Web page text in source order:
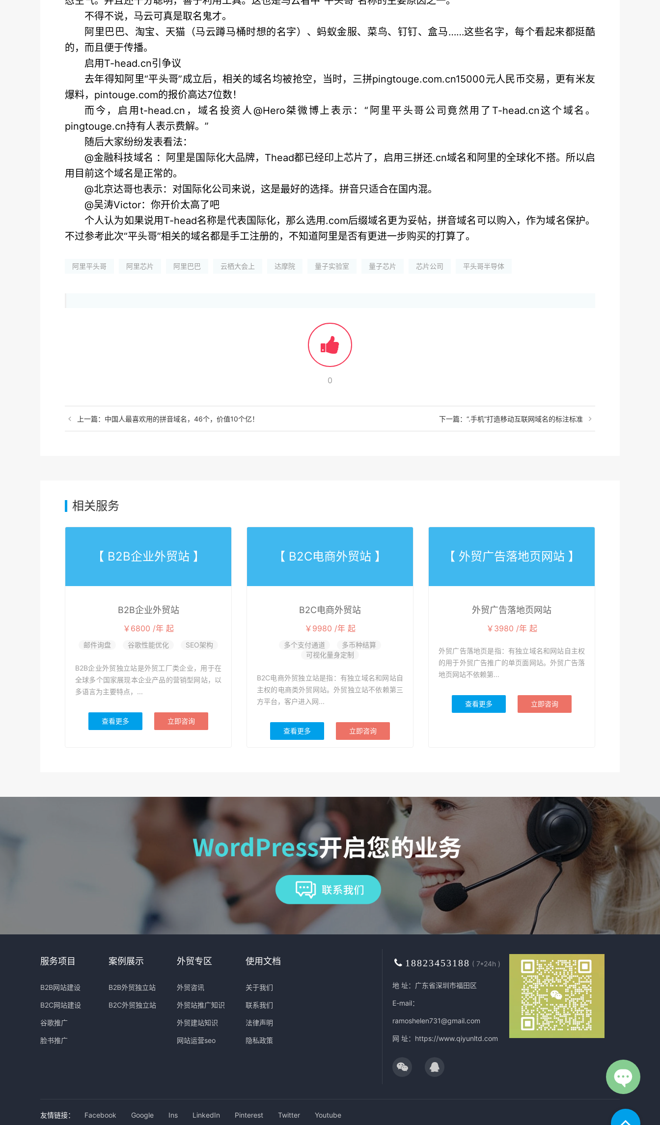
不得不说，马云可真是取名鬼才。
阿里巴巴、淘宝、天猫（马云蹲马桶时想的名字）、蚂蚁金服、菜鸟、钉钉、盒马……这些名字，每个看起来都挺酷
的，而且便于传播。
启用T-head.cn引争议
去年得知阿里“平头哥”成立后，相关的域名均被抢空，当时，三拼pingtouge.com.cn15000元人民币交易，更有米友
爆料，pintouge.com的报价高达7位数！
而今，启用t-head.cn，域名投资人@Hero桀微博上表示：“阿里平头哥公司竟然用了T-head.cn这个域名。
pingtouge.cn持有人表示费解。”
随后大家纷纷发表看法：
@金融科技域名 ：阿里是国际化大品牌，Thead都已经印上芯片了，启用三拼还.cn域名和阿里的全球化不搭。所以启
用目前这个域名是正常的。
@北京达哥也表示：对国际化公司来说，这是最好的选择。拼音只适合在国内混。
@吴涛Victor：你开价太高了吧
个人认为如果说用T-head名称是代表国际化，那么选用.com后缀域名更为妥帖，拼音域名可以购入，作为域名保护。
不过参考此次“平头哥”相关的域名都是手工注册的，不知道阿里是否有更进一步购买的打算了。
阿里平头哥 阿里芯片 阿里巴巴 云栖大会上 达摩院 量子实验室 量子芯片 芯片公司 平头哥半导体
0
上一篇：中国人最喜欢用的拼音域名，46个，价值10个亿！ 下一篇：“.手机”打造移动互联网域名的标注标准
相关服务
【 B2B企业外贸站 】
B2B企业外贸站
￥6800 /年 起
邮件询盘 谷歌性能优化 SEO架构
B2B企业外贸独立站是外贸工厂类企业，用于在
全球多个国家展现本企业产品的营销型网站，以
多语言为主要特点，...
查看更多 立即咨询
【 B2C电商外贸站 】
B2C电商外贸站
￥9980 /年 起
多个支付通道
多币种结算
可视化量身定制
B2C电商外贸独立站是指：有独立域名和网站自
主权的电商类外贸网站。外贸独立站不依赖第三
方平台，客户进入网...
查看更多 立即咨询
【 外贸广告落地页网站 】
外贸广告落地页网站
￥3980 /年 起
外贸广告落地页是指：有独立域名和网站自主权
的用于外贸广告推广的单页面网站。外贸广告落
地页网站不依赖第...
查看更多 立即咨询
服务项目
B2B网站建设
B2C网站建设
谷歌推广
脸书推广
案例展示
B2B外贸独立站
B2C外贸独立站
外贸专区
外贸咨讯
外贸站推广知识
外贸建站知识
网站运营seo
使用文档
关于我们
联系我们
法律声明
隐私政策
18823453188 ( 7*24h )
地 址：广东省深圳市福田区
E-mail：
ramoshelen731@gmail.com
网 址： https://www.qiyunltd.com
友情链接： Facebook Google Ins LinkedIn Pinterest Twitter Youtube